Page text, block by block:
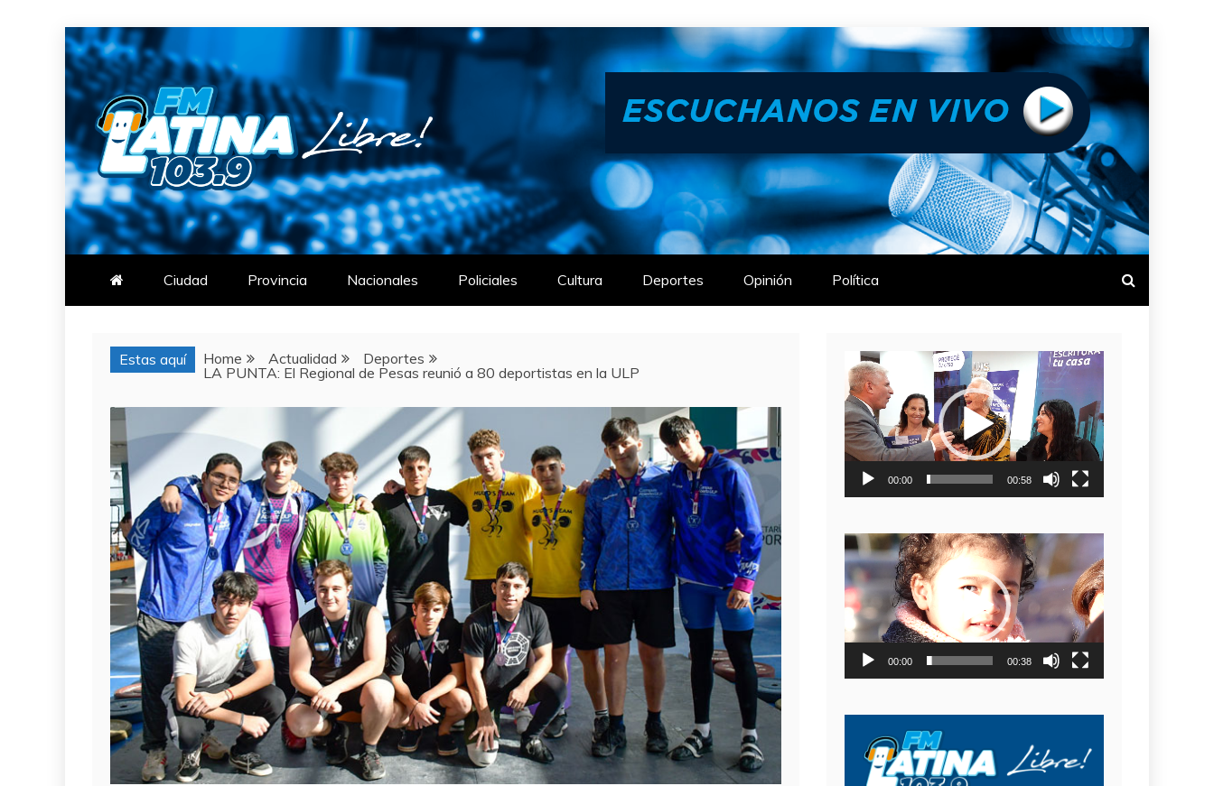
Skip
to
content
FM LATINA
NOTICIAS
Ciudad Provincia Nacionales Policiales Cultura Deportes Opinión Política
Estas aquí Home Actualidad
Deportes
LA PUNTA: El Regional de Pesas reunió a 80 deportistas en la ULP
Reproductor
de
video
00:00 00:58
Reproductor
de
video
00:00 00:38